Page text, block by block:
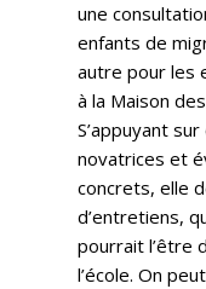
une
enfants de
autre pour les
à la Maison
S’appuyant
novatrices et
concrets, elle
d’entretiens,
pourrait l’être
l’école. On